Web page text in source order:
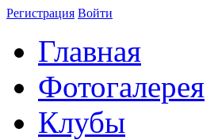
Регистрация Войти
Главная
Фотогалерея
Клубы